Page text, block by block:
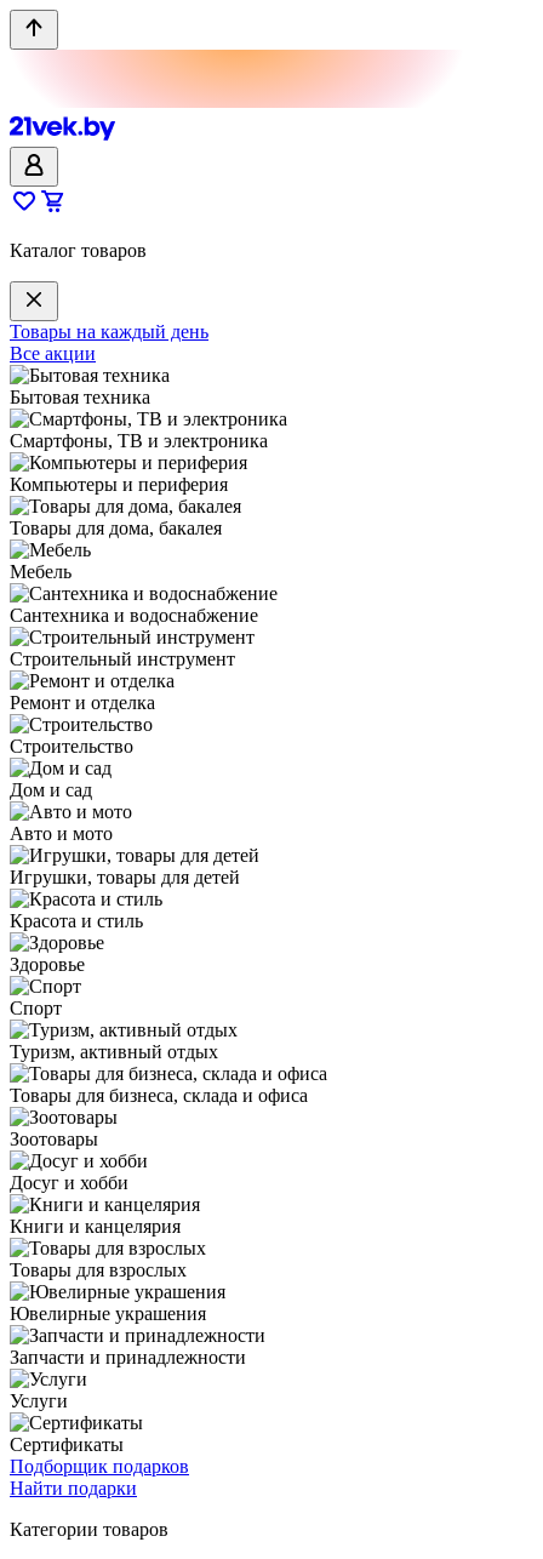
Каталог товаров
Товары на каждый день
Все акции
Бытовая техника
Смартфоны, ТВ и электроника
Компьютеры и периферия
Товары для дома, бакалея
Мебель
Сантехника и водоснабжение
Строительный инструмент
Ремонт и отделка
Строительство
Дом и сад
Авто и мото
Игрушки, товары для детей
Красота и стиль
Здоровье
Спорт
Туризм, активный отдых
Товары для бизнеса, склада и офиса
Зоотовары
Досуг и хобби
Книги и канцелярия
Товары для взрослых
Ювелирные украшения
Запчасти и принадлежности
Услуги
Сертификаты
Подборщик подарков
Найти подарки
Категории товаров